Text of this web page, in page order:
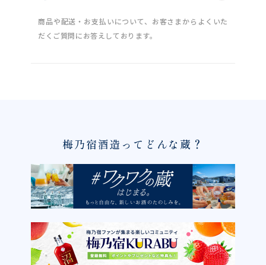
商品や配送・お支払いについて、お客さまからよくいた
だくご質問にお答えしております。
梅乃宿酒造ってどんな蔵？